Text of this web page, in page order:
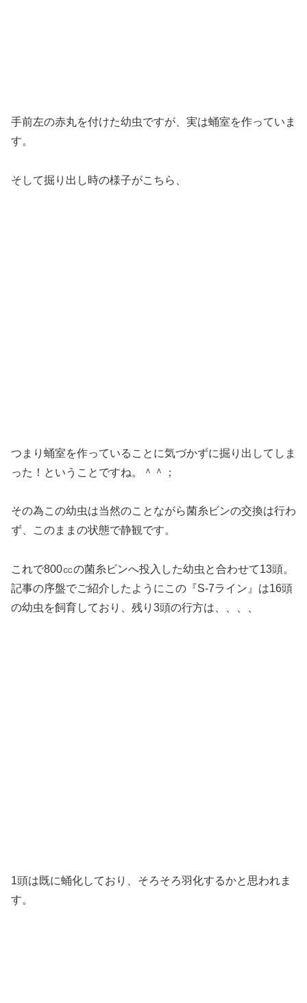
手前左の赤丸を付けた幼虫ですが、実は蛹室を作っていま
す。
そして掘り出し時の様子がこちら、
つまり蛹室を作っていることに気づかずに掘り出してしま
った！ということですね。＾＾；
その為この幼虫は当然のことながら菌糸ビンの交換は行わ
ず、このままの状態で静観です。
これで800㏄の菌糸ビンへ投入した幼虫と合わせて13頭。
記事の序盤でご紹介したようにこの『S-7ライン』は16頭
の幼虫を飼育しており、残り3頭の行方は、、、、
1頭は既に蛹化しており、そろそろ羽化するかと思われま
す。